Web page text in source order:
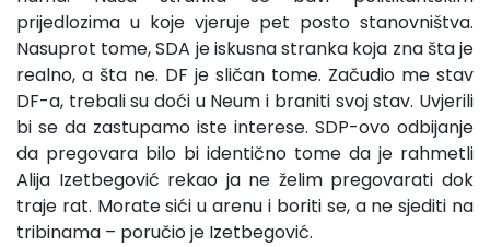
prijedlozima u koje vjeruje pet posto stanovništva.
Nasuprot tome, SDA je iskusna stranka koja zna šta je
realno, a šta ne. DF je sličan tome. Začudio me stav
DF-a, trebali su doći u Neum i braniti svoj stav. Uvjerili
bi se da zastupamo iste interese. SDP-ovo odbijanje
da pregovara bilo bi identično tome da je rahmetli
Alija Izetbegović rekao ja ne želim pregovarati dok
traje rat. Morate sići u arenu i boriti se, a ne sjediti na
tribinama – poručio je Izetbegović.